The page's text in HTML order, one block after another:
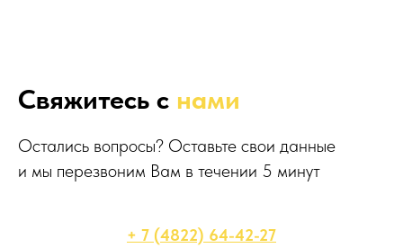
Свяжитесь с нами
Остались вопросы? Оставьте свои данные
и мы перезвоним Вам в течении 5 минут
+ 7 (4822) 64-42-27